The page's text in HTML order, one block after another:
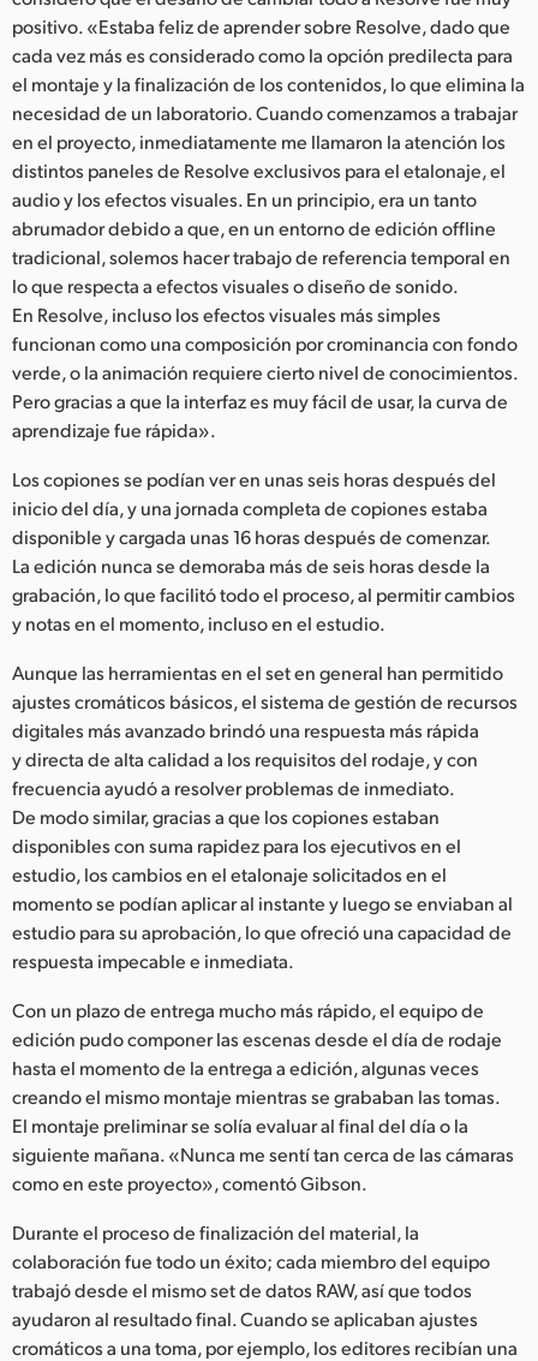
positivo. «Estaba feliz de aprender sobre Resolve, dado que
cada vez más es considerado como la opción predilecta para
el montaje y la finalización de los contenidos, lo que elimina la
necesidad de un laboratorio. Cuando comenzamos a trabajar
en el proyecto, inmediatamente me llamaron la atención los
distintos paneles de Resolve exclusivos para el etalonaje, el
audio y los efectos visuales. En un principio, era un tanto
abrumador debido a que, en un entorno de edición offline
tradicional, solemos hacer trabajo de referencia temporal en
lo que respecta a efectos visuales o diseño de sonido.
En Resolve, incluso los efectos visuales más simples
funcionan como una composición por crominancia con fondo
verde, o la animación requiere cierto nivel de conocimientos.
Pero gracias a que la interfaz es muy fácil de usar, la curva de
aprendizaje fue rápida».
Los copiones se podían ver en unas seis horas después del
inicio del día, y una jornada completa de copiones estaba
disponible y cargada unas 16 horas después de comenzar.
La edición nunca se demoraba más de seis horas desde la
grabación, lo que facilitó todo el proceso, al permitir cambios
y notas en el momento, incluso en el estudio.
Aunque las herramientas en el set en general han permitido
ajustes cromáticos básicos, el sistema de gestión de recursos
digitales más avanzado brindó una respuesta más rápida
y directa de alta calidad a los requisitos del rodaje, y con
frecuencia ayudó a resolver problemas de inmediato.
De modo similar, gracias a que los copiones estaban
disponibles con suma rapidez para los ejecutivos en el
estudio, los cambios en el etalonaje solicitados en el
momento se podían aplicar al instante y luego se enviaban al
estudio para su aprobación, lo que ofreció una capacidad de
respuesta impecable e inmediata.
Con un plazo de entrega mucho más rápido, el equipo de
edición pudo componer las escenas desde el día de rodaje
hasta el momento de la entrega a edición, algunas veces
creando el mismo montaje mientras se grababan las tomas.
El montaje preliminar se solía evaluar al final del día o la
siguiente mañana. «Nunca me sentí tan cerca de las cámaras
como en este proyecto», comentó Gibson.
Durante el proceso de finalización del material, la
colaboración fue todo un éxito; cada miembro del equipo
trabajó desde el mismo set de datos RAW, así que todos
ayudaron al resultado final. Cuando se aplicaban ajustes
cromáticos a una toma, por ejemplo, los editores recibían una